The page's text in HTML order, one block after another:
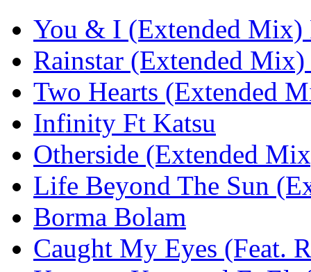
You & I (Extended Mix)
Rainstar (Extended
Two Hearts (Extended
Infinity Ft Katsu
Otherside (Extended
Life Beyond The Sun
Borma Bolam
Caught My Eyes (Feat.